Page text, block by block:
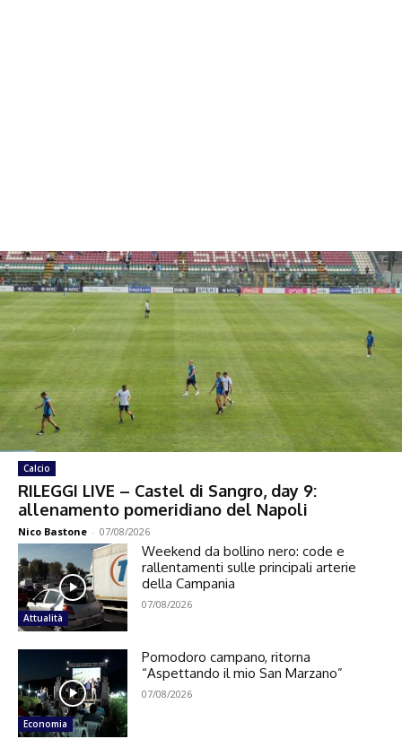
Calcio
RILEGGI LIVE – Castel di Sangro, day 9:
allenamento pomeridiano del Napoli
Nico Bastone - 07/08/2026
Attualità
Weekend da bollino nero: code e
rallentamenti sulle principali arterie
della Campania
07/08/2026
Economia
Pomodoro campano, ritorna
“Aspettando il mio San Marzano”
07/08/2026